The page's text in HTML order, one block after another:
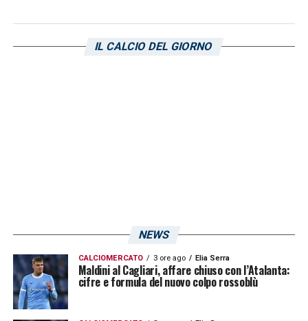
muscolari, dovrebbe agire su una delle corsie
IL CALCIO DEL GIORNO
NEWS
CALCIOMERCATO 3 ore ago Elia Serra
Maldini al Cagliari, affare chiuso con l’Atalanta:
cifre e formula del nuovo colpo rossoblù